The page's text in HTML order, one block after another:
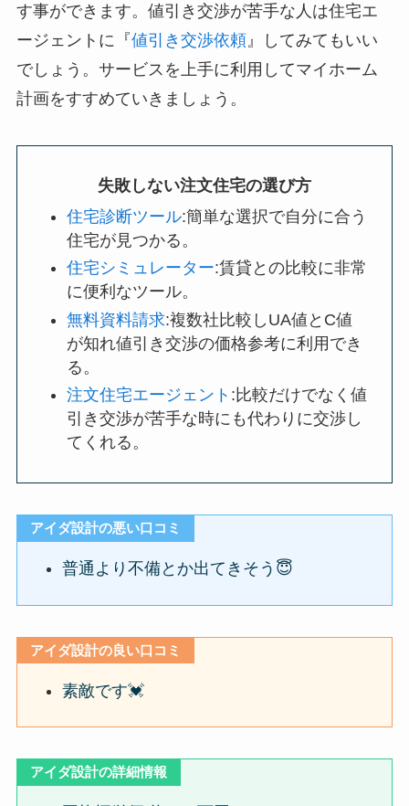
す事ができます。値引き交渉が苦手な人は住宅エ
ージェントに『値引き交渉依頼』してみてもいい
でしょう。サービスを上手に利用してマイホーム
計画をすすめていきましょう。
失敗しない注文住宅の選び方
住宅診断ツール:簡単な選択で自分に合う
住宅が見つかる。
住宅シミュレーター:賃貸との比較に非常
に便利なツール。
無料資料請求:複数社比較しUA値とC値
が知れ値引き交渉の価格参考に利用でき
る。
注文住宅エージェント :比較だけでなく値
引き交渉が苦手な時にも代わりに交渉し
てくれる。
アイダ設計の悪い口コミ
普通より不備とか出てきそう😇
アイダ設計の良い口コミ
素敵です💓
アイダ設計の詳細情報